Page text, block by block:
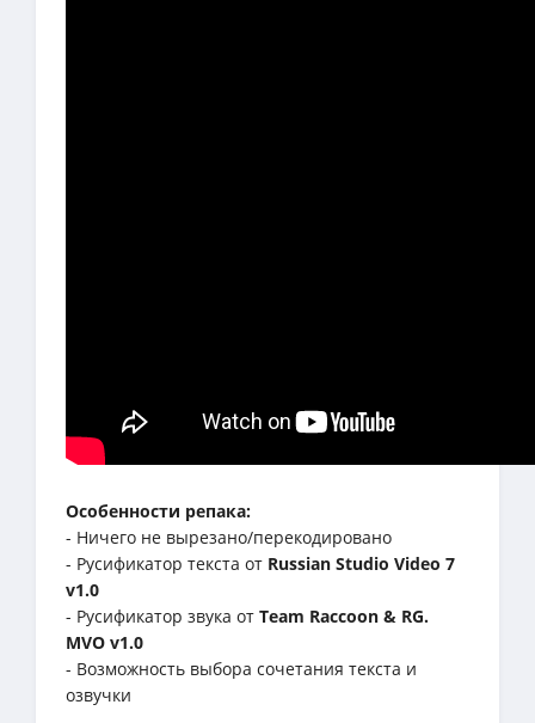
Особенности репака:
- Ничего не вырезано/перекодировано
- Русификатор текста от Russian Studio Video 7
v1.0
- Русификатор звука от Team Raccoon & RG.
MVO v1.0
- Возможность выбора сочетания текста и
озвучки